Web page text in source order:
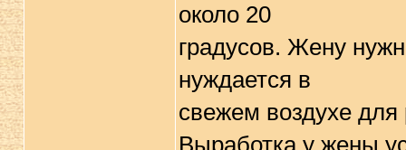
около 20
градусов. Жену
нуждается в
свежем воздухе для
Выработка у жены